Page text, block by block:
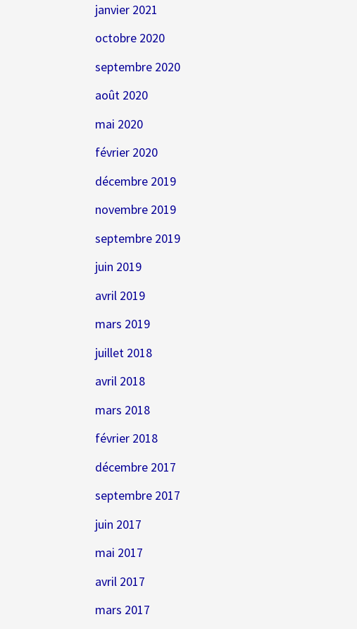
janvier 2021
octobre 2020
septembre 2020
août 2020
mai 2020
février 2020
décembre 2019
novembre 2019
septembre 2019
juin 2019
avril 2019
mars 2019
juillet 2018
avril 2018
mars 2018
février 2018
décembre 2017
septembre 2017
juin 2017
mai 2017
avril 2017
mars 2017